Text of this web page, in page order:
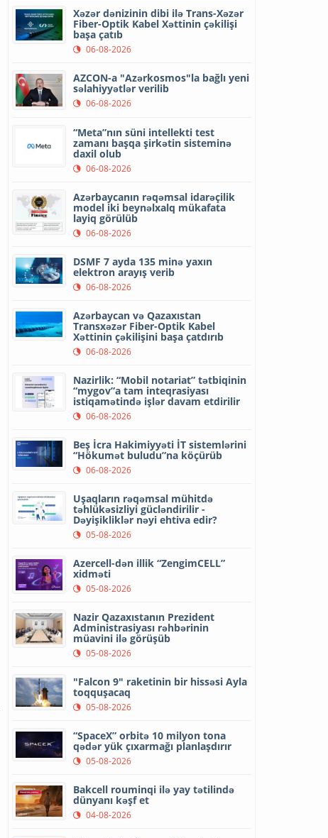
Xəzər dənizinin dibi ilə Trans-Xəzər
Fiber-Optik Kabel Xəttinin çəkilişi
başa çatıb
06-08-2026
AZCON-a "Azərkosmos"la bağlı yeni
səlahiyyətlər verilib
06-08-2026
“Meta”nın süni intellekti test
zamanı başqa şirkətin sisteminə
daxil olub
06-08-2026
Azərbaycanın rəqəmsal idarəçilik
model iki beynəlxalq mükafata
layiq görülüb
06-08-2026
DSMF 7 ayda 135 minə yaxın
elektron arayış verib
06-08-2026
Azərbaycan və Qazaxıstan
Transxəzər Fiber-Optik Kabel
Xəttinin çəkilişini başa çatdırıb
06-08-2026
Nazirlik: “Mobil notariat” tətbiqinin
“mygov”a tam inteqrasiyası
istiqamətində işlər davam etdirilir
06-08-2026
Beş İcra Hakimiyyəti İT sistemlərini
“Hökumət buludu”na köçürüb
06-08-2026
Uşaqların rəqəmsal mühitdə
təhlükəsizliyi gücləndirilir -
Dəyişikliklər nəyi ehtiva edir?
05-08-2026
Azercell-dən illik “ZengimCELL”
xidməti
05-08-2026
Nazir Qazaxıstanın Prezident
Administrasiyası rəhbərinin
müavini ilə görüşüb
05-08-2026
"Falcon 9" raketinin bir hissəsi Ayla
toqquşacaq
05-08-2026
“SpaceX” orbitə 10 milyon tona
qədər yük çıxarmağı planlaşdırır
05-08-2026
Bakcell rouminqi ilə yay tətilində
dünyanı kəşf et
04-08-2026